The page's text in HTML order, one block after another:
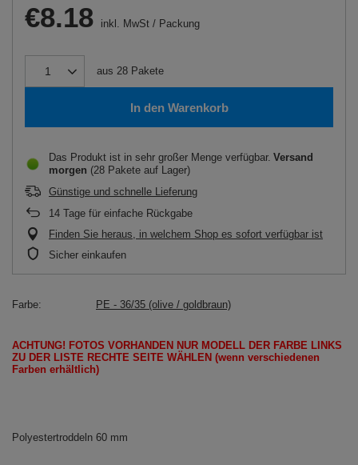
€8.18 inkl. MwSt / Packung
aus 28 Pakete
In den Warenkorb
Das Produkt ist in sehr großer Menge verfügbar Versand
morgen (28 Pakete auf Lager)
Günstige und schnelle Lieferung
14 Tage für einfache Rückgabe
Finden Sie heraus, in welchem Shop es sofort verfügbar ist
Sicher einkaufen
Farbe PE - 36/35 (olive / goldbraun)
ACHTUNG! FOTOS VORHANDEN NUR MODELL DER FARBE LINKS
ZU DER LISTE RECHTE SEITE WÄHLEN (wenn verschiedenen
Farben erhältlich)
Polyestertroddeln 60 mm